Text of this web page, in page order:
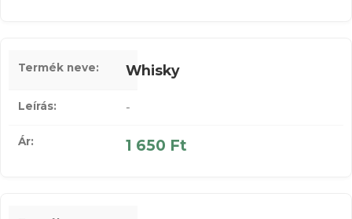
Whisky
-
1 650 Ft